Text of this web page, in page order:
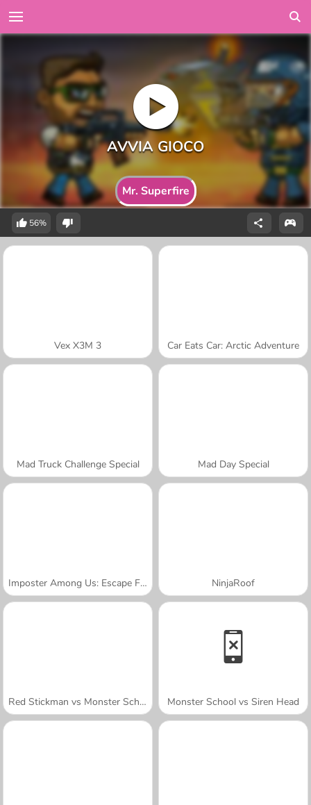
Mr. Superfire
56%
Vex X3M 3 Car Eats Car: Arctic Adventure
Mad Truck Challenge Special Mad Day Special
Imposter Among Us: Escape From Prison NinjaRoof
Red Stickman vs Monster School Monster School vs Siren Head